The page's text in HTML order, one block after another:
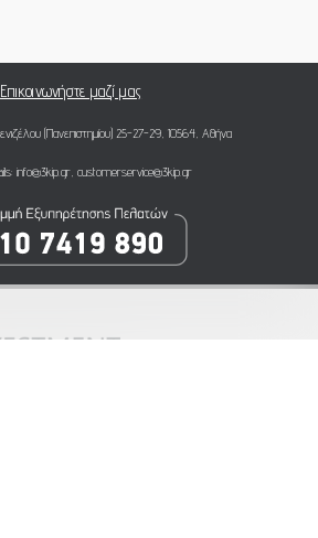
Επικοινωνήστε μαζί μας
(Πανεπιστημίου) 25-27-29, 10564, Αθήνα
info@3kip.gr ,customerservice@3kip.gr